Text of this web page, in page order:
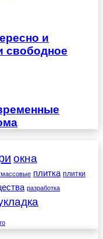
и
свободное
окна
плитка плитки
разработка